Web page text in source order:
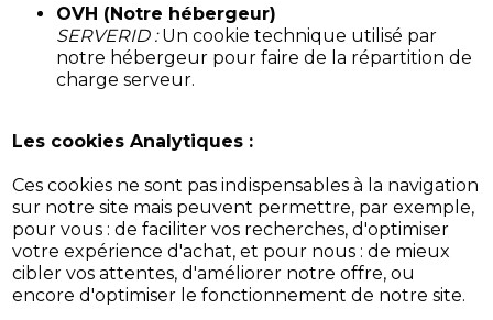
OVH (Notre hébergeur)
SERVERID :Un cookie technique utilisé par
notre hébergeur pour faire de la répartition de
charge serveur.
Les cookies Analytiques :
Ces cookies ne sont pas indispensables à la navigation
sur notre site mais peuvent permettre, par exemple,
pour vous : de faciliter vos recherches, d'optimiser
votre expérience d'achat, et pour nous : de mieux
cibler vos attentes, d'améliorer notre offre, ou
encore d'optimiser le fonctionnement de notre site.